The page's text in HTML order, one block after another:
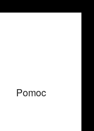
Pomoc